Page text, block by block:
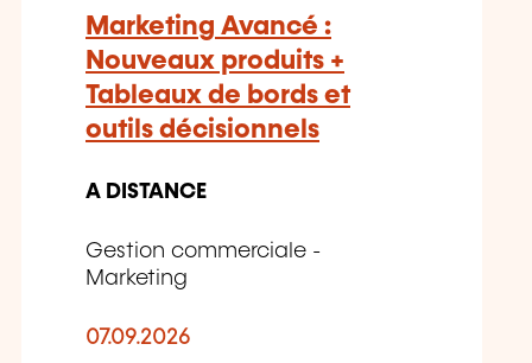
Marketing Avancé :
Nouveaux produits +
Tableaux de bords et
outils décisionnels
A DISTANCE
Gestion commerciale -
Marketing
07.09.2026